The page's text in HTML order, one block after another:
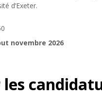
d’Exeter.
novembre 2026